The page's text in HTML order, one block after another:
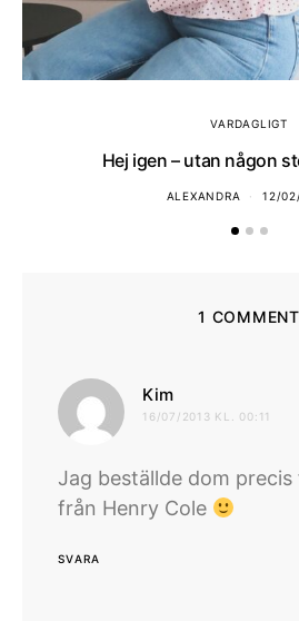
VARDAGLIGT
Hej igen – utan någon
ALEXANDRA 12/
1 COMMENT
Kimskriver:
16/07/2013 KL. 00:11
Jag beställde dom
från Henry Cole
SVARA